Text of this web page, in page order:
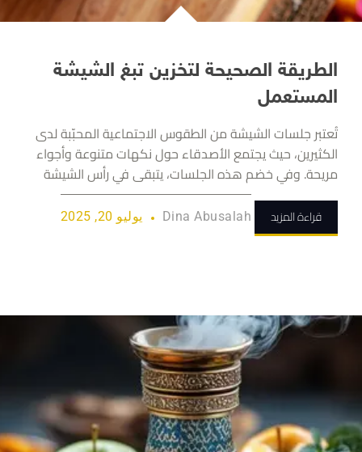
الطريقة الصحيحة لتخزين تبغ الشيشة
المستعمل
تُعتبر جلسات الشيشة من الطقوس الاجتماعية المحبّبة لدى
الكثيرين، حيث يجتمع الأصدقاء حول نكهات متنوعة وأجواء
مريحة. وفي خضم هذه الجلسات، يتبقى في رأس الشيشة
قراءة المزيد Dina Abusalah يوليو 20, 2025